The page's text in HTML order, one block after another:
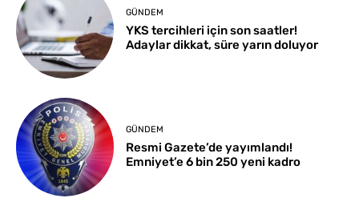
GÜNDEM
YKS tercihleri için son saatler!
Adaylar dikkat, süre yarın doluyor
GÜNDEM
Resmi Gazete’de yayımlandı!
Emniyet’e 6 bin 250 yeni kadro